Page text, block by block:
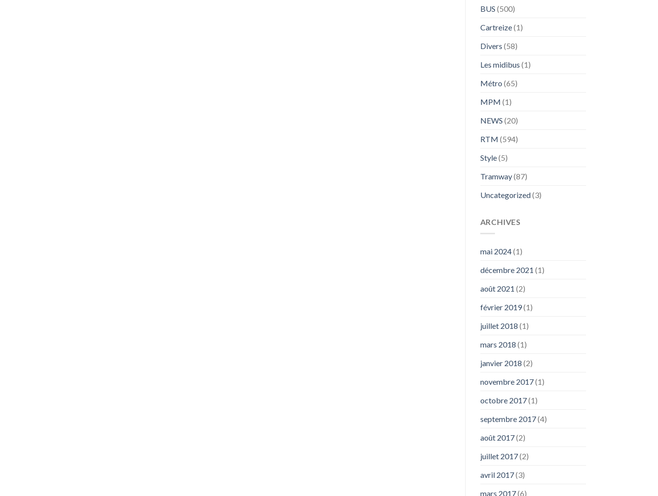
BUS (500)
Cartreize(1)
Divers (58)
Les midibus (1)
Métro (65)
MPM (1)
NEWS (20)
RTM (594)
Style(5)
Tramway(87)
Uncategorized(3)
ARCHIVES
mai 2024(1)
décembre 2021 (1)
août 2021 (2)
février 2019(1)
juillet 2018 (1)
mars 2018 (1)
janvier 2018 (2)
novembre 2017(1)
octobre 2017(1)
septembre 2017(4)
août 2017(2)
juillet 2017(2)
avril 2017(3)
mars 2017(6)